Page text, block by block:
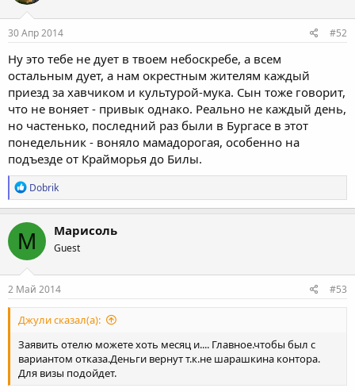
30 Апр 2014 #52
Ну это тебе не дует в твоем небоскребе, а всем
остальным дует, а нам окрестным жителям каждый
приезд за хавчиком и культурой-мука. Сын тоже говорит,
что не воняет - привык однако. Реально не каждый день,
но частенько, последний раз были в Бургасе в этот
понедельник - воняло мамадорогая, особенно на
подъезде от Крайморья до Билы.
Р
е
а
к
ц
и
и
:
Dobrik
М Марисоль
Guest
2 Май 2014 #53
Джули сказал(а):
Заявить отелю можете хоть месяц и.... Главное.чтобы был с
вариантом отказа.Деньги вернут т.к.не шарашкина контора.
Для визы подойдет.